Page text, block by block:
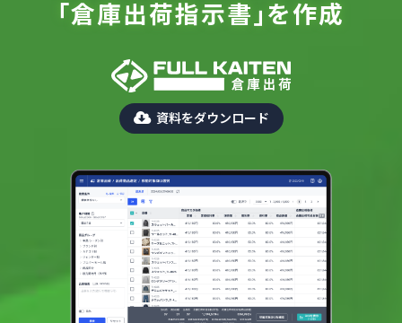
｢倉庫出荷指示書｣を作成
資料をダウンロード